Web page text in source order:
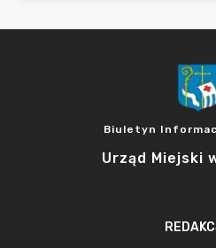
Biuletyn
Urząd Miejski